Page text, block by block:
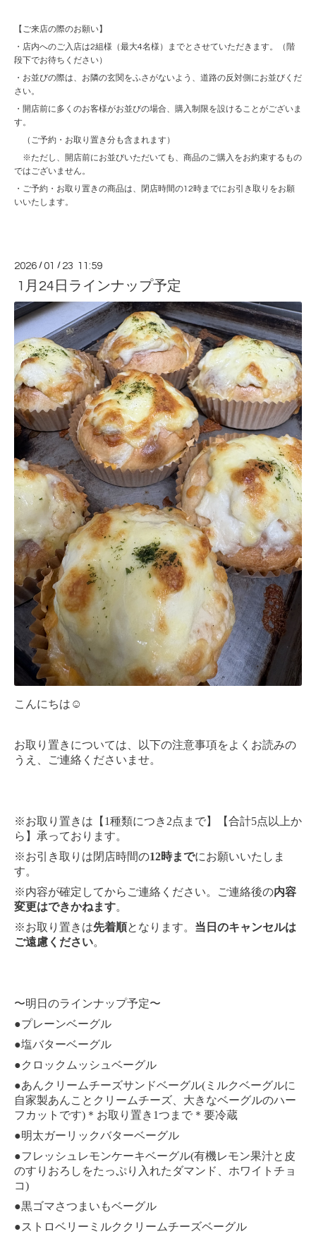
【ご来店の際のお願い】
・店内へのご入店は2組様（最大4名様）までとさせていただきます。（階
段下でお待ちください）
・お並びの際は、お隣の玄関をふさがないよう、道路の反対側にお並びくだ
さい。
・開店前に多くのお客様がお並びの場合、購入制限を設けることがございま
す。
（ご予約・お取り置き分も含まれます）
※ただし、開店前にお並びいただいても、商品のご購入をお約束するもの
ではございません。
・ご予約・お取り置きの商品は、閉店時間の12時までにお引き取りをお願
いいたします。
2026 /01 / 23 11:59
1月24日ラインナップ予定
こんにちは☺︎
お取り置きについては、以下の注意事項をよくお読みの
うえ、ご連絡くださいませ。
※お取り置きは【1種類につき2点まで】【合計5点以上か
ら】承っております。
※お引き取りは閉店時間の12時までにお願いいたしま
す。
※内容が確定してからご連絡ください。ご連絡後の内容
変更はできかねます。
※お取り置きは先着順となります。 当日のキャンセルは
ご遠慮ください。
〜明日のラインナップ予定〜
●プレーンベーグル
●塩バターベーグル
●クロックムッシュベーグル
●あんクリームチーズサンドベーグル(ミルクベーグルに
自家製あんことクリームチーズ、大きなベーグルのハー
フカットです)＊お取り置き1つまで＊要冷蔵
●明太ガーリックバターベーグル
●フレッシュレモンケーキベーグル(有機レモン果汁と皮
のすりおろしをたっぷり入れたダマンド、ホワイトチョ
コ)
●黒ゴマさつまいもベーグル
●ストロベリーミルククリームチーズベーグル